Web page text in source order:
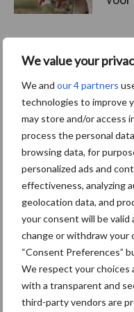
We value your
We and our 4 partners
technologies to improve
may store and/or access
process the personal
browsing data, for
personalized ads and
effectiveness, analyzing
geolocation data, and
your consent will be valid
change or withdraw your
“Consent Preferences”
We respect your choices
with a transparent and
third-party vendors are
Diergezondheid
Mastitis